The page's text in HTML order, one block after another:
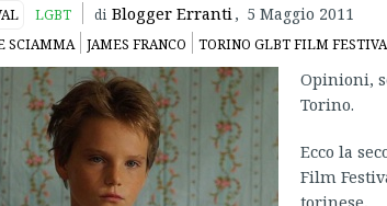
LGBT di Blogger Erranti, 5 Maggio 2011
SCIAMMA JAMES FRANCO TORINO GLBT FILM
Opinioni,
Torino.
Ecco la
Film